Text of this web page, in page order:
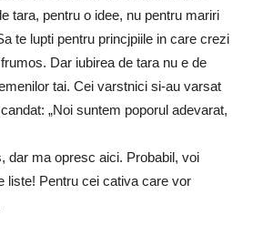
tara, pentru o idee, nu pentru mariri
te lupti pentru princjpiile in care crezi
Dar iubirea de tara nu e de
tai. Cei varstnici si-au varsat
„Noi suntem poporul adevarat,
dar ma opresc aici. Probabil, voi
liste! Pentru cei cativa care vor